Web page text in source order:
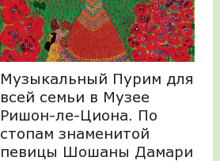
Музыкальный Пурим для
всей семьи в Музее
Ришон-ле-Циона. По
стопам знаменитой
певицы Шошаны Дамари